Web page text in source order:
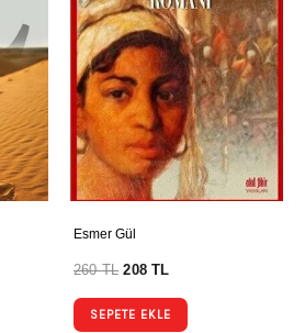
Esmer Gül
260TL 208TL
SEPETE EKLE